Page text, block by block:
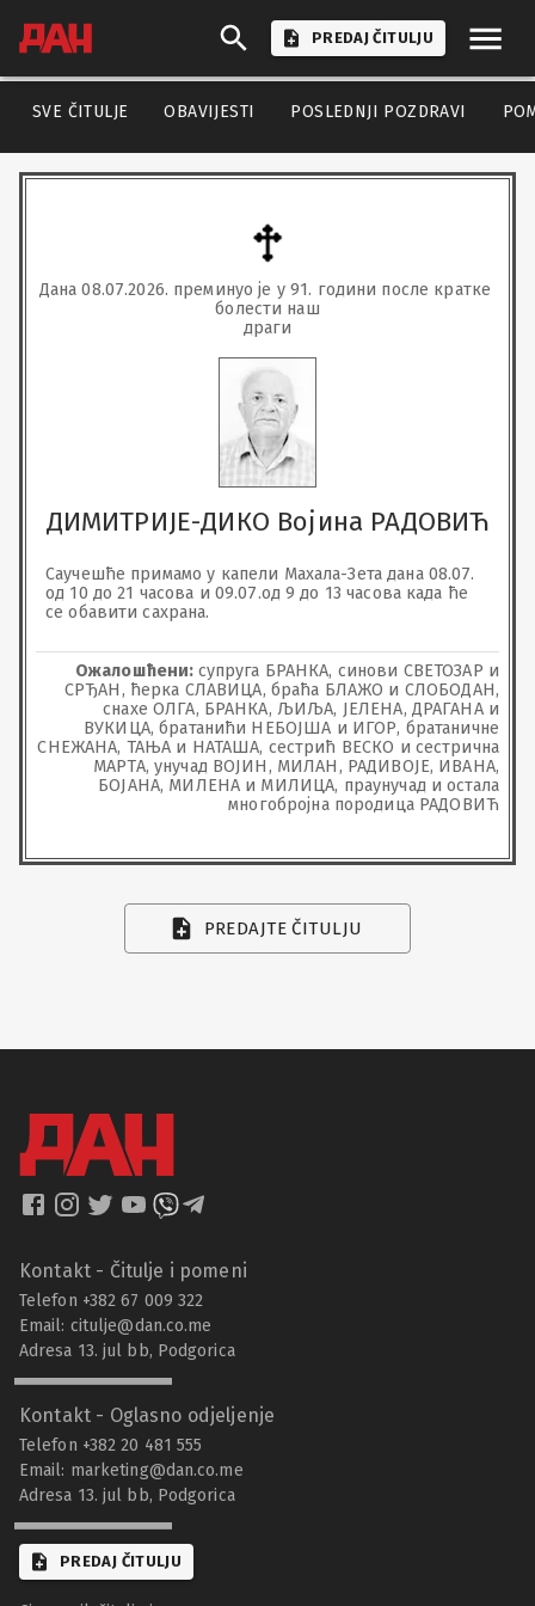
PREDAJ ČITULJU
SVE ČITULJE OBAVIJESTI POSLEDNJI POZDRAVI
Дана 08.07.2026. преминуо је у 91. години после кратке
болести наш
драги
ДИМИТРИЈЕ-ДИКО Војина РАДОВИЋ
Саучешће примамо у капели Махала-Зета дана 08.07.
од 10 до 21 часова и 09.07.од 9 до 13 часова када ће
се обавити сахрана.
Ожалошћени: супруга БРАНКА, синови СВЕТОЗАР и
СРЂАН, ћерка СЛАВИЦА, браћа БЛАЖО и СЛОБОДАН,
снахе ОЛГА, БРАНКА, ЉИЉА, ЈЕЛЕНА, ДРАГАНА и
ВУКИЦА, братанићи НЕБОЈША и ИГОР, братаничне
СНЕЖАНА, ТАЊА и НАТАША, сестрић ВЕСКО и сестрична
МАРТА, унучад ВОЈИН, МИЛАН, РАДИВОЈЕ, ИВАНА,
БОЈАНА, МИЛЕНА и МИЛИЦА, праунучад и остала
многобројна породица РАДОВИЋ
PREDAJTE ČITULJU
Kontakt - Čitulje i pomeni
Telefon +382 67 009 322
Email: citulje@dan.co.me
Adresa 13. jul bb, Podgorica
Kontakt - Oglasno odjeljenje
Telefon +382 20 481 555
Email: marketing@dan.co.me
Adresa 13. jul bb, Podgorica
PREDAJ ČITULJU